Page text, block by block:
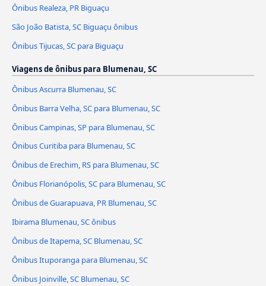
Ônibus Realeza, PR Biguaçu
São João Batista, SC Biguaçu ônibus
Ônibus Tijucas, SC para Biguaçu
Viagens de ônibus para Blumenau, SC
Ônibus Ascurra Blumenau, SC
Ônibus Barra Velha, SC para Blumenau, SC
Ônibus Campinas, SP para Blumenau, SC
Ônibus Curitiba para Blumenau, SC
Ônibus de Erechim, RS para Blumenau, SC
Ônibus Florianópolis, SC para Blumenau, SC
Ônibus de Guarapuava, PR Blumenau, SC
Ibirama Blumenau, SC ônibus
Ônibus de Itapema, SC Blumenau, SC
Ônibus Ituporanga para Blumenau, SC
Ônibus Joinville, SC Blumenau, SC